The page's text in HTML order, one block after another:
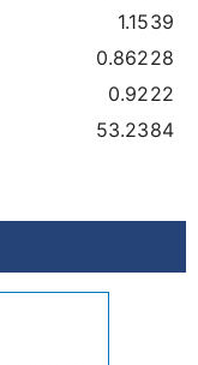
1.1539
0.86228
0.9222
53.2384